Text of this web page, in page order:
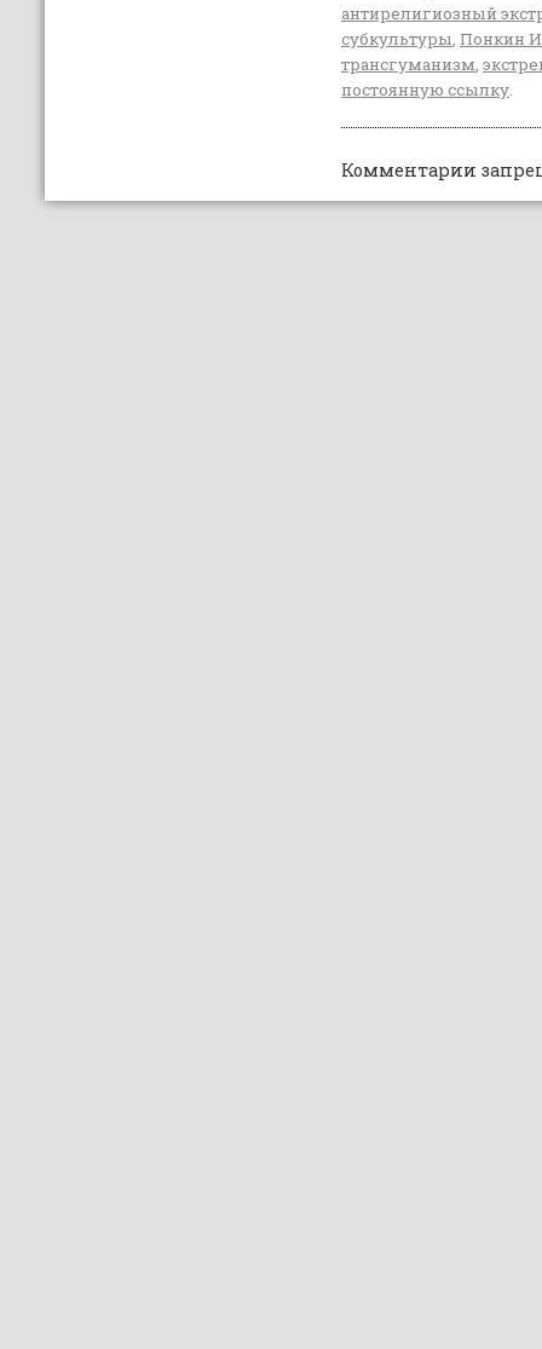
антирелигиозный
субкультуры Понкин
трансгуманизм
постоянную ссылку.
Комментарии